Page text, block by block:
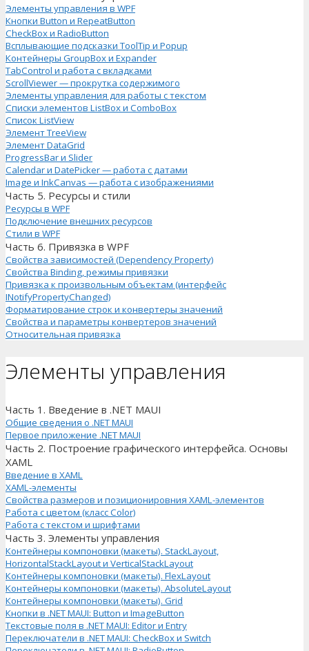
Элементы управления в WPF
Кнопки Button и RepeatButton
CheckBox и RadioButton
Всплывающие подсказки ToolTip и Popup
Контейнеры GroupBox и Expander
TabControl и работа с вкладками
ScrollViewer — прокрутка содержимого
Элементы управления для работы с текстом
Списки элементов ListBox и ComboBox
Список ListView
Элемент TreeView
Элемент DataGrid
ProgressBar и Slider
Calendar и DatePicker — работа с датами
Image и InkCanvas — работа с изображениями
Часть 5. Ресурсы и стили
Ресурсы в WPF
Подключение внешних ресурсов
Стили в WPF
Часть 6. Привязка в WPF
Свойства зависимостей (Dependency Property)
Свойства Binding, режимы привязки
Привязка к произвольным объектам (интерфейс
INotifyPropertyChanged)
Форматирование строк и конвертеры значений
Свойства и параметры конвертеров значений
Относительная привязка
Элементы управления
Часть 1. Введение в .NET MAUI
Общие сведения о .NET MAUI
Первое приложение .NET MAUI
Часть 2. Построение графического интерфейса. Основы
XAML
Введение в XAML
XAML-элементы
Свойства размеров и позиционировния XAML-элементов
Работа с цветом (класс Color)
Работа с текстом и шрифтами
Часть 3. Элементы управления
Контейнеры компоновки (макеты). StackLayout,
HorizontalStackLayout и VerticalStackLayout
Контейнеры компоновки (макеты). FlexLayout
Контейнеры компоновки (макеты). AbsoluteLayout
Контейнеры компоновки (макеты). Grid
Кнопки в .NET MAUI: Button и ImageButton
Текстовые поля в .NET MAUI: Editor и Entry
Переключатели в .NET MAUI: CheckBox и Switch